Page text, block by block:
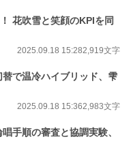
花吹雪と笑顔のKPIを同
2025.09.18 15:282,919文字
で温冷ハイブリッド、雫
2025.09.18 15:362,983文字
手順の審査と協調実験、